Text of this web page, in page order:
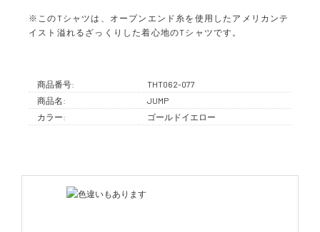
※このTシャツは、オープンエンド糸を使用したアメリカンテ
イスト溢れるざっくりした着心地のTシャツです。
商品番号:
THT062-077
商品名:
JUMP
カラー:
ゴールドイエロー